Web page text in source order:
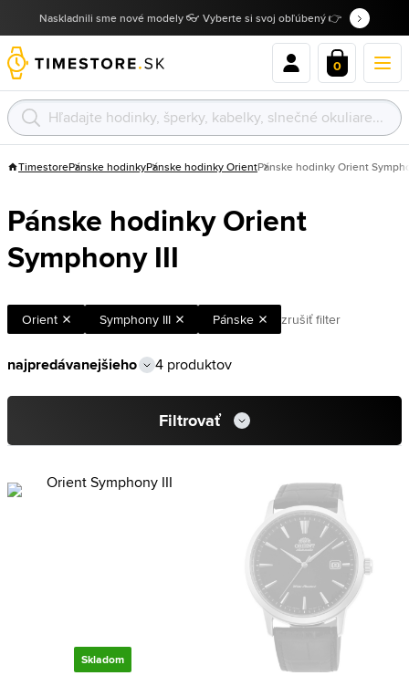
Naskladnili sme nové modely 👓 Vyberte si svoj obľúbený 👉
0
TimestorePánske hodinkyPánske hodinky OrientPánske hodinky Orient
Pánske hodinky Orient
Symphony III
Orient Symphony III Pánske zrušiť filter
4 produktov
Filtrovať
Skladom